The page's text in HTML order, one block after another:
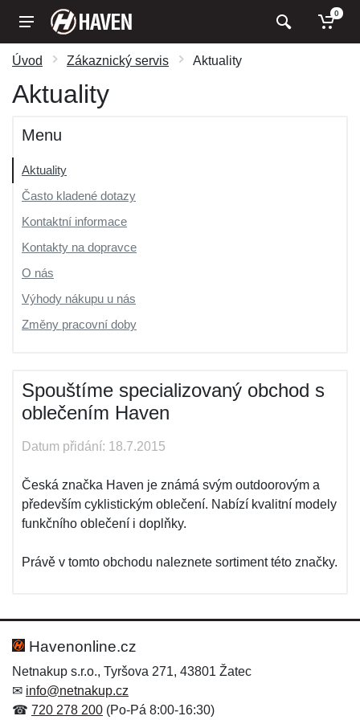
0
Úvod Zákaznický servis Aktuality
Aktuality
Menu
Aktuality
Často kladené dotazy
Kontaktní informace
Kontakty na dopravce
O nás
Výhody nákupu u nás
Změny pracovní doby
Spouštíme specializovaný obchod s
oblečením Haven
Datum přidání: 18.7.2015
Česká značka Haven je známá svým outdoorovým a
především cyklistickým oblečení. Nabízí kvalitní modely
funkčního oblečení i doplňky.
Právě v tomto obchodu naleznete sortiment této značky.
Havenonline.cz
Netnakup s.r.o., Tyršova 271, 43801 Žatec
✉ info@netnakup.cz
☎ 720 278 200 (Po-Pá 8:00-16:30)